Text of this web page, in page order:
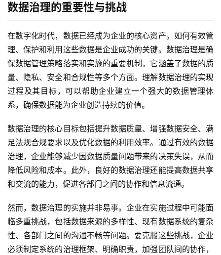
数据治理的重要性与挑战
在数字化时代，数据已经成为企业的核心资产。如何有效管
理、保护和利用这些数据是企业成功的关键。数据治理是确
保数据管理策略落实和实施的重要机制，它涵盖了数据的质
量、隐私、安全和合规性等多个方面。理解数据治理的实现
过程及其目标，可以帮助企业建立一个强大的数据管理体
系，确保数据能为企业创造持续的价值。
数据治理的核心目标包括提升数据质量、增强数据安全、满
足法规合规要求以及优化数据的利用效率。通过有效的数据
治理，企业能够减少因数据质量问题带来的决策失误，从而
降低风险和成本。此外，良好的数据治理还能提高数据共享
和交流的能力，促进各部门之间的协作和信息流通。
然而，数据治理的实施并非易事。企业在实施过程中可能面
临多重挑战，包括数据来源的多样性、现有数据系统的复杂
性、各部门之间的沟通不畅等问题。要克服这些挑战，企业
必须制定系统的治理框架、明确职责，加强团队间的协作，